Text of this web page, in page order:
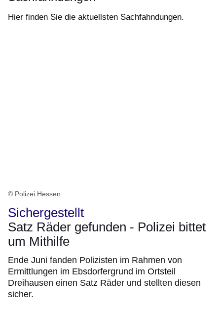
Hier finden Sie die aktuellsten Sachfahndungen.
© Polizei Hessen
Sichergestellt
Satz Räder gefunden - Polizei bittet
um Mithilfe
Ende Juni fanden Polizisten im Rahmen von
Ermittlungen im Ebsdorfergrund im Ortsteil
Dreihausen einen Satz Räder und stellten diesen
sicher.